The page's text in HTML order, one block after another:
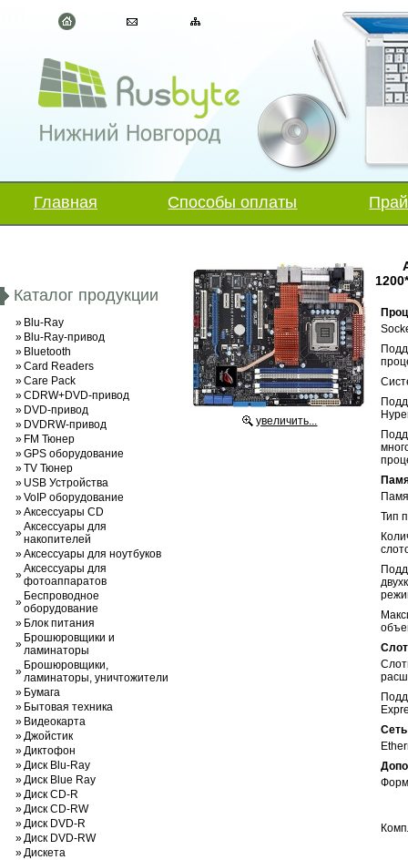
Главная Способы оплаты
Каталог продукции
» Blu-Ray
» Blu-Ray-привод
» Bluetooth
»Card Readers
»Care Pack
»CDRW+DVD-привод
» DVD-привод
» DVDRW-привод
» FM Тюнер
»GPS оборудование
»TV Тюнер
» USB Устройства
»VoIP оборудование
»Аксессуары CD
»Аксессуары для
накопителей
»Аксессуары для ноутбуков
»Аксессуары для
фотоаппаратов
» Беспроводное
оборудование
» Блок питания
» Брошюровщики и
ламинаторы
» Брошюровщики,
ламинаторы, уничтожители
» Бумага
» Бытовая техника
» Видеокарта
»Джойстик
»Диктофон
»Диск Blu-Ray
»Диск Blue Ray
»Диск CD-R
»Диск CD-RW
»Диск DVD-R
»Диск DVD-RW
»Дискета
увеличить...
Тип
Сеть